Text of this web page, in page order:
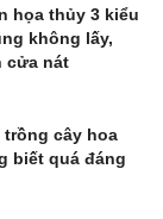
họa thủy 3 kiểu
không lấy,
cửa nát
cây hoa
biết quá đáng